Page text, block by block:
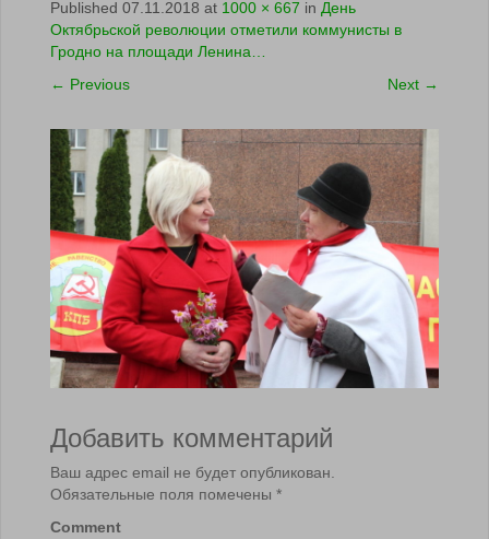
Published 07.11.2018 at 1000 × 667 in День
Октябрьской революции отметили коммунисты в
Гродно на площади Ленина…
← Previous Next →
Добавить комментарий
Ваш адрес email не будет опубликован.
Обязательные поля помечены *
Comment